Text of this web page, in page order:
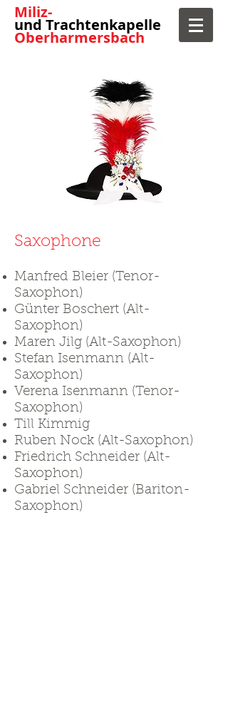
​Miliz-
und Trachtenkapelle
Oberharmersbach
Saxophone
Manfred Bleier (Tenor-
Saxophon)
Günter Boschert (Alt-
Saxophon)
Maren Jilg (Alt-Saxophon)
Stefan Isenmann (Alt-
Saxophon)
Verena Isenmann (Tenor-
Saxophon)
Till Kimmig
Ruben Nock (Alt-Saxophon)
Friedrich Schneider (Alt-
Saxophon)
Gabriel Schneider (Bariton-
Saxophon)